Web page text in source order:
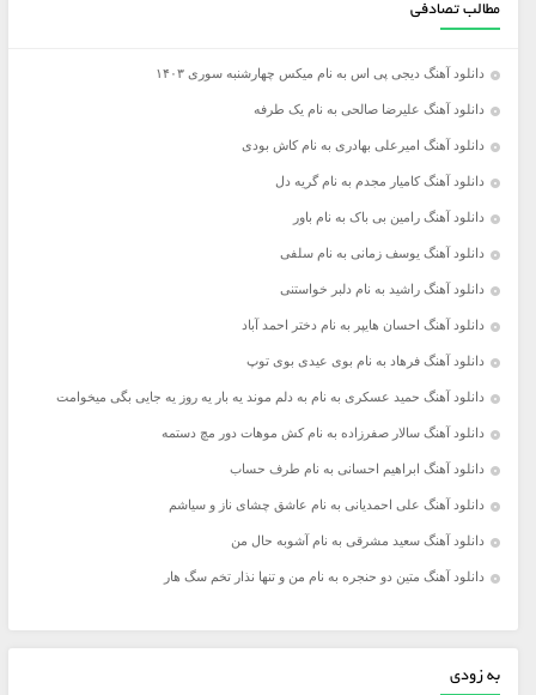
مطالب تصادفی
دانلود آهنگ دیجی پی اس به نام میکس چهارشنبه سوری ۱۴۰۳
دانلود آهنگ علیرضا صالحی به نام یک طرفه
دانلود آهنگ امیرعلی بهادری به نام کاش بودی
دانلود آهنگ کامیار مجدم به نام گریه دل
دانلود آهنگ رامین بی باک به نام باور
دانلود آهنگ یوسف زمانی به نام سلفی
دانلود آهنگ راشید به نام دلبر خواستنی
دانلود آهنگ احسان هایپر به نام دختر احمد آباد
دانلود آهنگ فرهاد به نام بوی عیدی بوی توپ
دانلود آهنگ حمید عسکری به نام به دلم موند یه بار یه روز یه جایی بگی میخوامت
دانلود آهنگ سالار صفرزاده به نام کش موهات دور مچ دستمه
دانلود آهنگ ابراهیم احسانی به نام طرف حساب
دانلود آهنگ علی احمدیانی به نام عاشق چشای ناز و سیاشم
دانلود آهنگ سعید مشرقی به نام آشوبه حال من
دانلود آهنگ متین دو حنجره به نام من و تنها نذار تخم سگ هار
به زودی